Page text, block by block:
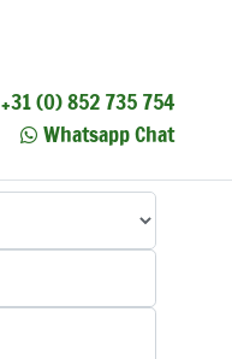
+31 (0) 852 735 754
Whatsapp Chat